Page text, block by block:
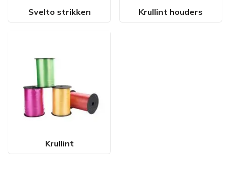
Svelto strikken Krullint houders
Krullint